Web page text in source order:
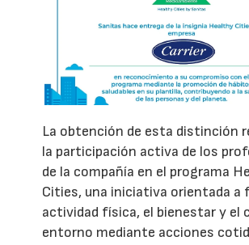
La obtención de esta distinción
la participación activa de los
de la compañía en el programa
Cities, una iniciativa orientada a
actividad física, el bienestar y el
entorno mediante acciones